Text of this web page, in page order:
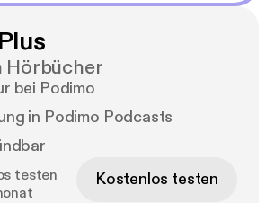
Hörbücher
bei Podimo
in Podimo Podcasts
testen
Kostenlos testen